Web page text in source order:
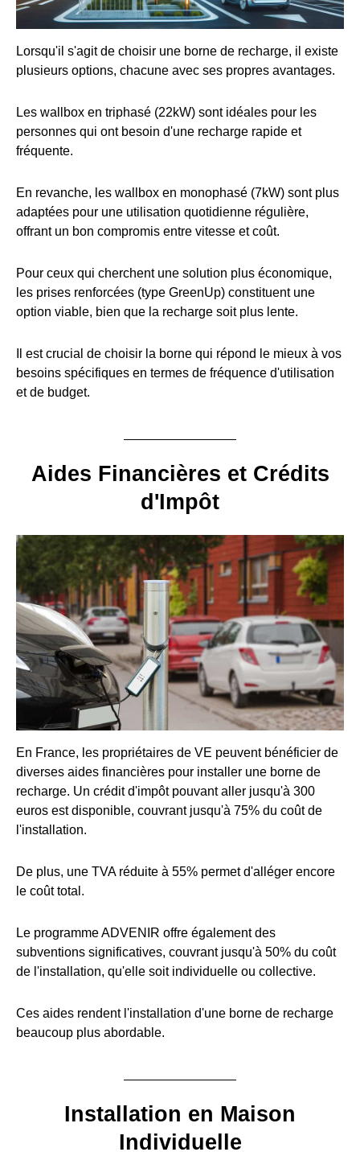
Lorsqu'il s'agit de choisir une borne de recharge, il existe
plusieurs options, chacune avec ses propres avantages.
Les wallbox en triphasé (22kW) sont idéales pour les
personnes qui ont besoin d'une recharge rapide et
fréquente.
En revanche, les wallbox en monophasé (7kW) sont plus
adaptées pour une utilisation quotidienne régulière,
offrant un bon compromis entre vitesse et coût.
Pour ceux qui cherchent une solution plus économique,
les prises renforcées (type GreenUp) constituent une
option viable, bien que la recharge soit plus lente.
Il est crucial de choisir la borne qui répond le mieux à vos
besoins spécifiques en termes de fréquence d'utilisation
et de budget.
Aides Financières et Crédits
d'Impôt
En France, les propriétaires de VE peuvent bénéficier de
diverses aides financières pour installer une borne de
recharge. Un crédit d'impôt pouvant aller jusqu'à 300
euros est disponible, couvrant jusqu'à 75% du coût de
l'installation.
De plus, une TVA réduite à 55% permet d'alléger encore
le coût total.
Le programme ADVENIR offre également des
subventions significatives, couvrant jusqu'à 50% du coût
de l'installation, qu'elle soit individuelle ou collective.
Ces aides rendent l'installation d'une borne de recharge
beaucoup plus abordable.
Installation en Maison
Individuelle